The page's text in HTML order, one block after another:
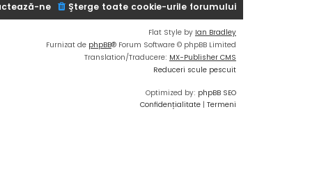
Şterge toate cookie-urile forumului
ne
Flat Style by Ian Bradley
Furnizat de phpBB® Forum Software © phpBB Limited
Translation/Traducere: MX-Publisher CMS
Reduceri scule pescuit
Optimized by: phpBB SEO
Confidențialitate | Termeni